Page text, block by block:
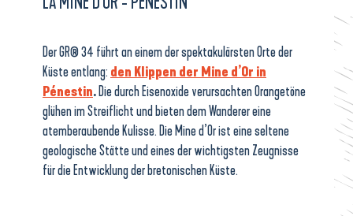
Der GR® 34 führt an einem der spektakulärsten Orte der
Küste entlang: den Klippen der Mine d’Or in
Pénestin. Die durch Eisenoxide verursachten Orangetöne
glühen im Streiflicht und bieten dem Wanderer eine
atemberaubende Kulisse. Die Mine d’Or ist eine seltene
geologische Stätte und eines der wichtigsten Zeugnisse
für die Entwicklung der bretonischen Küste.